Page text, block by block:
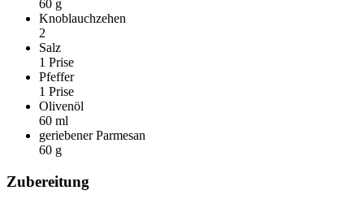
60 g
Knoblauchzehen
2
Salz
1 Prise
Pfeffer
1 Prise
Olivenöl
60 ml
geriebener Parmesan
60 g
Zubereitung